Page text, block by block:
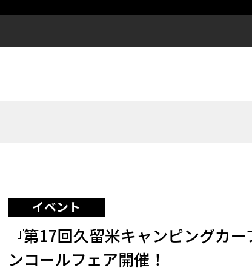
イベント
『第17回久留米キャンピングカ
ンコールフェア開催！